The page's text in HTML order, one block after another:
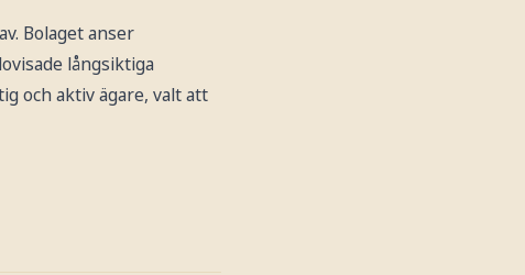
Bolaget anser
långsiktiga
och aktiv ägare, valt att